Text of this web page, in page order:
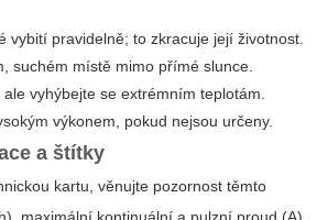
vybití pravidelně; to zkracuje její životnost.
suchém místě mimo přímé slunce.
vyhýbejte se extrémním teplotám.
výkonem, pokud nejsou určeny.
a štítky
kartu, věnujte pozornost těmto
maximální kontinuální a pulzní proud (A),